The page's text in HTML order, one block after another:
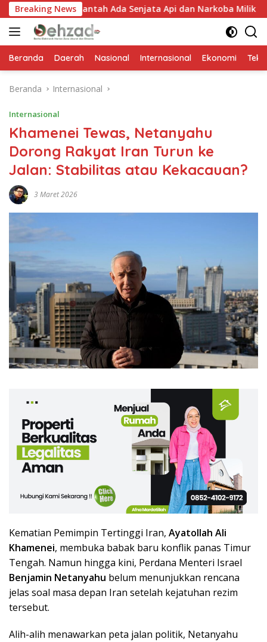
Langsung
ke
konten
Breaking News
Ada Senjata Api dan Narkoba Milik IWD Satpol
Beranda Daerah Nasional Internasional Ekonomi
Beranda Internasional
Internasional
Khamenei Tewas, Netanyahu
Dorong Rakyat Iran Turun ke
Jalan: Stabilitas atau Kekacauan?
3 Maret 2026
Kematian Pemimpin Tertinggi Iran, Ayatollah Ali
Khamenei, membuka babak baru konflik panas Timur
Tengah. Namun hingga kini, Perdana Menteri Israel
Benjamin Netanyahu belum menunjukkan rencana
jelas soal masa depan Iran setelah kejatuhan rezim
tersebut.
Alih-alih menawarkan peta jalan politik, Netanyahu